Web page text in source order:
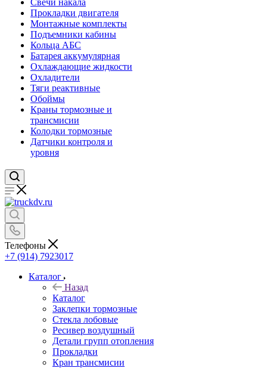
Свечи накала
Прокладки двигателя
Монтажные комплекты
Подъемники кабины
Кольца АБС
Батарея аккумулярная
Охлаждающие жидкости
Охладители
Тяги реактивные
Обоймы
Краны тормозные и
трансмисии
Колодки тормозные
Датчики контроля и
уровня
Телефоны
+7 (914) 7923017
Каталог
Назад
Каталог
Заклепки тормозные
Стекла лобовые
Ресивер воздушный
Детали групп отопления
Прокладки
Кран трансмисии